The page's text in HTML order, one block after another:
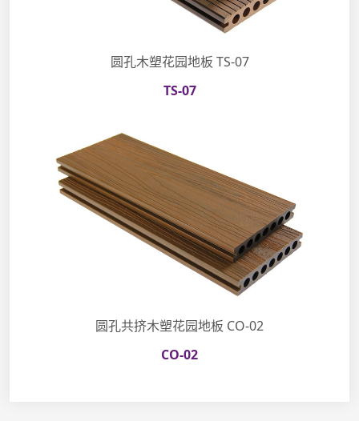
圆孔木塑花园地板 TS-07
TS-07
圆孔共挤木塑花园地板 CO-02
CO-02